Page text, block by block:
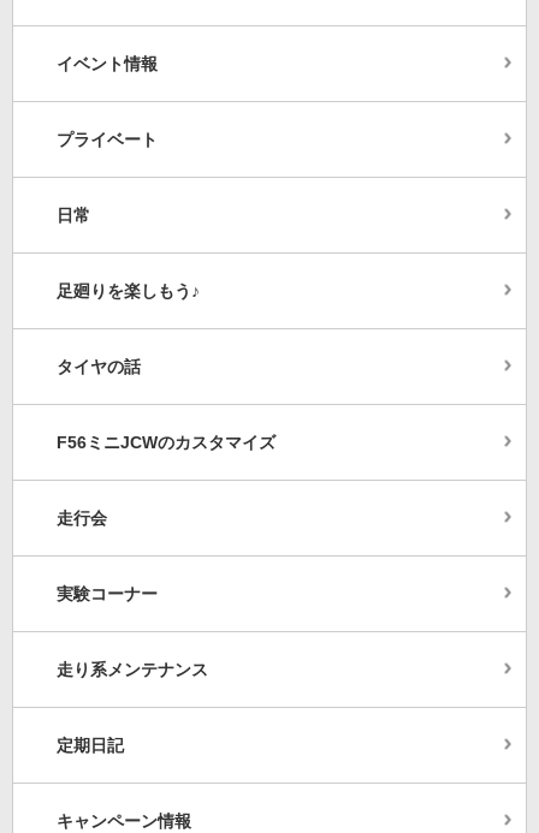
イベント情報
プライベート
日常
足廻りを楽しもう♪
タイヤの話
F56ミニJCWのカスタマイズ
走行会
実験コーナー
走り系メンテナンス
定期日記
キャンペーン情報